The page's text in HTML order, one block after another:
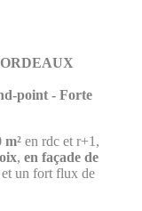
point - Forte
m² en rdc et r+1,
, en façade de
et un fort flux de